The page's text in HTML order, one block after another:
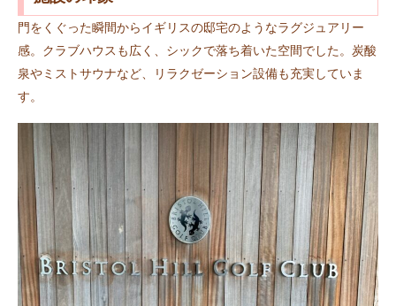
門をくぐった瞬間からイギリスの邸宅のようなラグジュアリー
感。クラブハウスも広く、シックで落ち着いた空間でした。炭酸
泉やミストサウナなど、リラクゼーション設備も充実していま
す。